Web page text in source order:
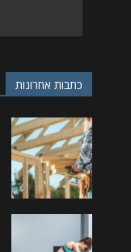
כתבות אחרונות